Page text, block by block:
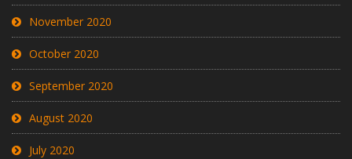
November 2020
October 2020
September 2020
August 2020
July 2020